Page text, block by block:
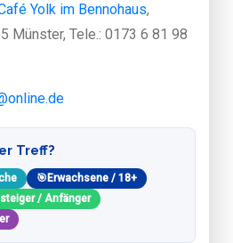
Yolk im Bennohaus,
Münster, Tele.: 0173 6 81 98
Treff?
🎯 Erwachsene / 18+
/ Anfänger